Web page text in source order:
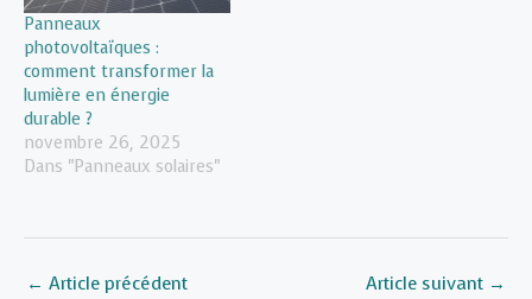
Panneaux
photovoltaïques :
comment transformer la
lumière en énergie
durable ?
novembre 26, 2025
Dans "Panneaux solaires"
← Article précédent Article suivant →